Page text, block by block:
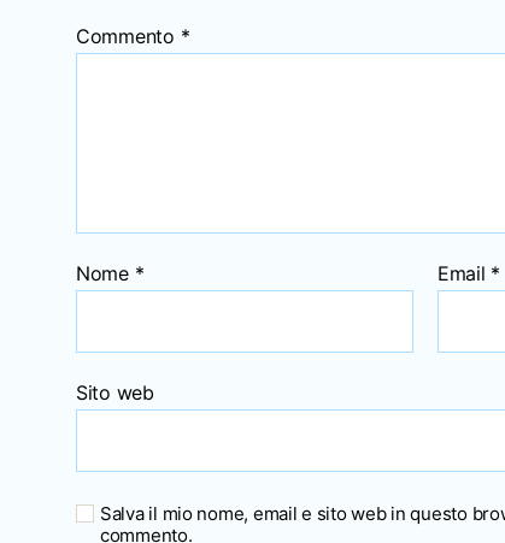
Commento *
Nome * Email *
Sito web
Salva il mio nome, email e sito web in questo
commento.